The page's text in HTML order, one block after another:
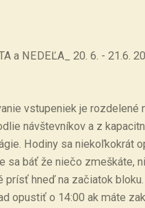
a NEDEĽA_ 20. 6. - 21.6.
vstupeniek je rozdelené
návštevníkov a z
Hodiny sa niekoľkokrát
sa báť že niečo zmeškáte,
prísť hneď na začiatok
opustiť o 14:00 ak máte